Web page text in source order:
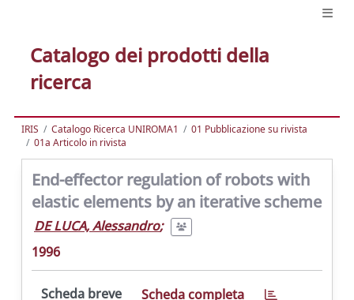
Catalogo dei prodotti della
ricerca
IRIS Catalogo Ricerca UNIROMA1
01 Pubblicazione su rivista
01a Articolo in rivista
End-effector regulation of robots with
elastic elements by an iterative scheme
DE LUCA, Alessandro;
1996
Scheda breve Scheda completa